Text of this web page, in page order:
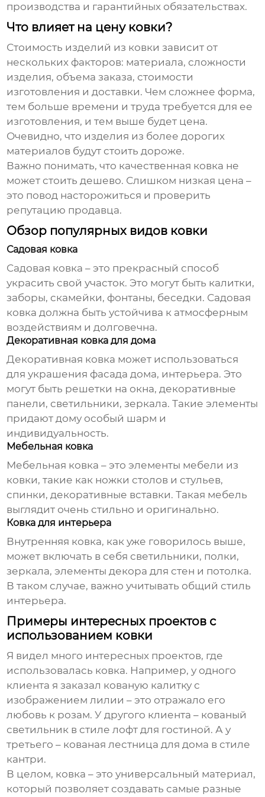
производства и гарантийных обязательствах.
Что влияет на цену ковки?
Стоимость изделий из ковки зависит от
нескольких факторов: материала, сложности
изделия, объема заказа, стоимости
изготовления и доставки. Чем сложнее форма,
тем больше времени и труда требуется для ее
изготовления, и тем выше будет цена.
Очевидно, что изделия из более дорогих
материалов будут стоить дороже.
Важно понимать, что качественная ковка не
может стоить дешево. Слишком низкая цена –
это повод насторожиться и проверить
репутацию продавца.
Обзор популярных видов ковки
Садовая ковка
Садовая ковка – это прекрасный способ
украсить свой участок. Это могут быть калитки,
заборы, скамейки, фонтаны, беседки. Садовая
ковка должна быть устойчива к атмосферным
воздействиям и долговечна.
Декоративная ковка для дома
Декоративная ковка может использоваться
для украшения фасада дома, интерьера. Это
могут быть решетки на окна, декоративные
панели, светильники, зеркала. Такие элементы
придают дому особый шарм и
индивидуальность.
Мебельная ковка
Мебельная ковка – это элементы мебели из
ковки, такие как ножки столов и стульев,
спинки, декоративные вставки. Такая мебель
выглядит очень стильно и оригинально.
Ковка для интерьера
Внутренняя ковка, как уже говорилось выше,
может включать в себя светильники, полки,
зеркала, элементы декора для стен и потолка.
В таком случае, важно учитывать общий стиль
интерьера.
Примеры интересных проектов с
использованием ковки
Я видел много интересных проектов, где
использовалась ковка. Например, у одного
клиента я заказал кованую калитку с
изображением лилии – это отражало его
любовь к розам. У другого клиента – кованый
светильник в стиле лофт для гостиной. А у
третьего – кованая лестница для дома в стиле
кантри.
В целом, ковка – это универсальный материал,
который позволяет создавать самые разные